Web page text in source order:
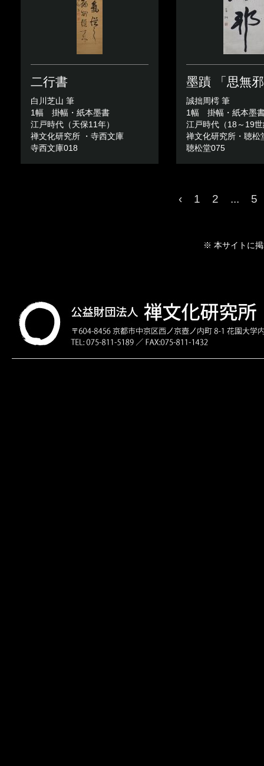
二行書
白川芝山 筆
1幅 掛幅・紙本墨書
江戸時代（天保11年）
禅文化研究所 ・寺西文庫
寺西文庫018
墨蹟 「思無
誠拙周樗 筆
1幅 掛幅・紙本墨
江戸時代（18～19
禅文化研究所・聴松
聴松堂075
‹ 1 2 ... 5
※ 本サイトに